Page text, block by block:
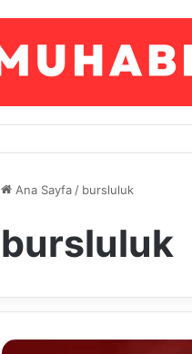
Ana Sayfa / bursluluk
bursluluk